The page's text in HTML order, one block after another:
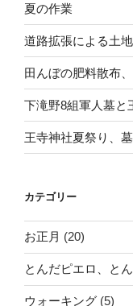
夏の作業
道路拡張による土
田んぼの肥料散布
下滝野8組軍人墓と
王寺神社夏祭り、
カテゴリー
お正月 (20)
とんだピエロ、と
ウォーキング (5)